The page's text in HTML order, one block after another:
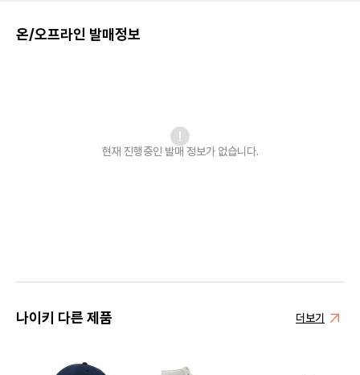
온/오프라인 발매정보
현재 진행중인 발매 정보가 없습니다.
나이키 다른 제품 더보기